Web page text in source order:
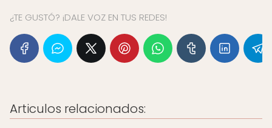
¿TE GUSTÓ? ¡DALE VOZ EN TUS REDES!
Articulos relacionados: